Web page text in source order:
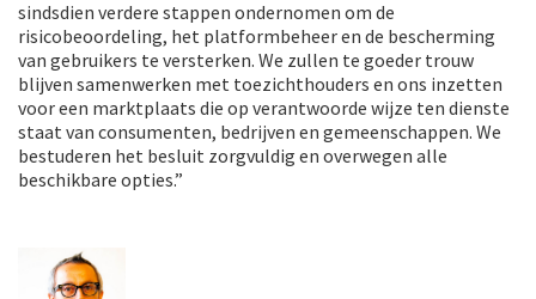
sindsdien verdere stappen ondernomen om de
risicobeoordeling, het platformbeheer en de bescherming
van gebruikers te versterken. We zullen te goeder trouw
blijven samenwerken met toezichthouders en ons inzetten
voor een marktplaats die op verantwoorde wijze ten dienste
staat van consumenten, bedrijven en gemeenschappen. We
bestuderen het besluit zorgvuldig en overwegen alle
beschikbare opties.”